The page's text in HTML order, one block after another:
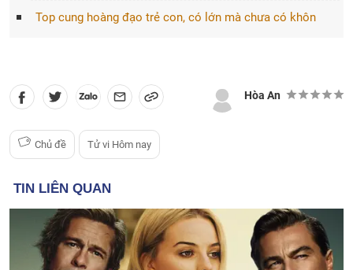
Top cung hoàng đạo trẻ con, có lớn mà chưa có khôn
Hòa An
Chủ đề Tử vi Hôm nay